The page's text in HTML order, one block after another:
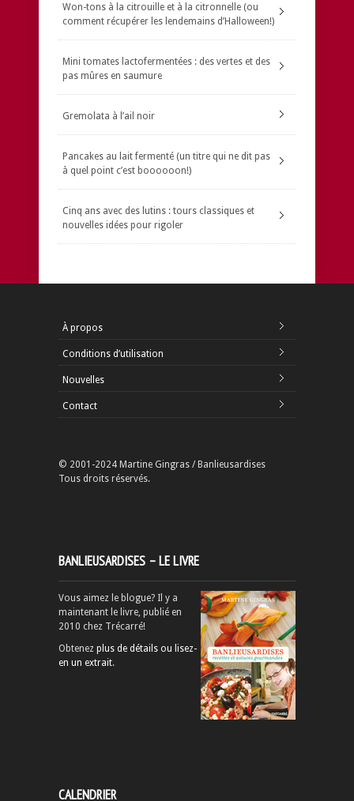
Won-tons à la citrouille et à la citronnelle (ou
comment récupérer les lendemains d’Halloween!)
Mini tomates lactofermentées : des vertes et des
pas mûres en saumure
Gremolata à l’ail noir
Pancakes au lait fermenté (un titre qui ne dit pas
à quel point c’est boooooon!)
Cinq ans avec des lutins : tours classiques et
nouvelles idées pour rigoler
À propos
Conditions d’utilisation
Nouvelles
Contact
© 2001-2024 Martine Gingras / Banlieusardises
Tous droits réservés.
BANLIEUSARDISES – LE LIVRE
Vous aimez le blogue? Il y a
maintenant le livre, publié en
2010 chez Trécarré!
Obtenez plus de détails ou lisez-
en un extrait.
CALENDRIER